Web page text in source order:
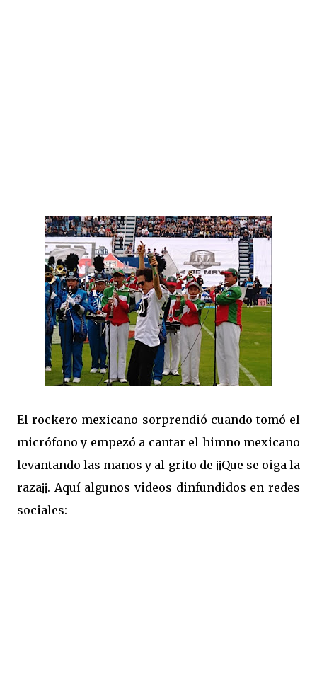
El rockero mexicano sorprendió cuando tomó el
micrófono y empezó a cantar el himno mexicano
levantando las manos y al grito de ¡¡Que se oiga la
raza¡¡. Aquí algunos videos dinfundidos en redes
sociales: